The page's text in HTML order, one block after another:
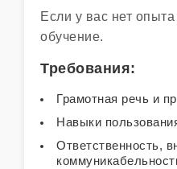
Если у вас нет
обучение.
Требования:
Грамотная речь и
Навыки
Ответственность,